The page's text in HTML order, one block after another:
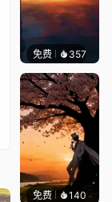
免费 357辰东
免费 140渔小小